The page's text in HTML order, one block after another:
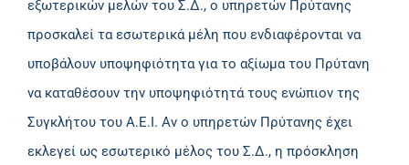
εξωτερικών μελών του Σ.Δ., ο υπηρετών Πρύτανης
προσκαλεί τα εσωτερικά μέλη που ενδιαφέρονται να
υποβάλουν υποψηφιότητα για το αξίωμα του Πρύτανη
να καταθέσουν την υποψηφιότητά τους ενώπιον της
Συγκλήτου του Α.Ε.Ι. Αν ο υπηρετών Πρύτανης έχει
εκλεγεί ως εσωτερικό μέλος του Σ.Δ., η πρόσκληση